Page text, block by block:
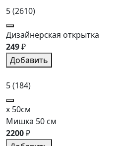
5(2610)
Дизайнерская открытка
249₽
Добавить
5(184)
x 50см
Мишка 50 см
2200₽